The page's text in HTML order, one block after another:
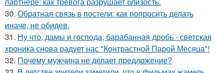
30. Обратная связь в постели: как попросить делать
иначе, не обидев.
31. Ну что, дамы и господа, барабанная дробь - светская
хроника снова радует нас "Контрастной Парой Месяца"!
32. Почему мужчина не делает предложение?